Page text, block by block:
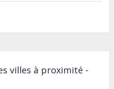
villes à proximité -